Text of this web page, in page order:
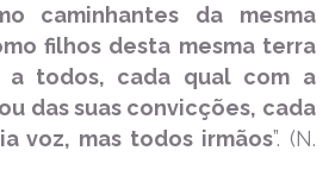
caminhantes da mesma
filhos desta mesma terra
a todos, cada qual com a
das suas convicções, cada
voz, mas todos irmãos”. (N.